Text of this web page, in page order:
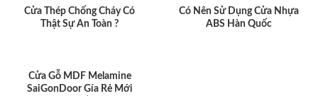
Cửa Thép Chống Cháy Có
Thật Sự An Toàn ?
Có Nên Sử Dụng Cửa Nhựa
ABS Hàn Quốc
Cửa Gỗ MDF Melamine
SaiGonDoor Gía Rẻ Mới